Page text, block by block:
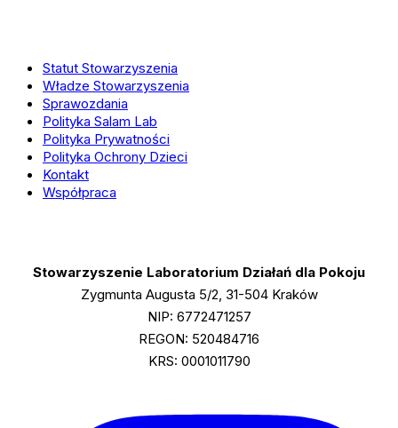
Statut Stowarzyszenia
Władze Stowarzyszenia
Sprawozdania
Polityka Salam Lab
Polityka Prywatności
Polityka Ochrony Dzieci
Kontakt
Współpraca
Stowarzyszenie Laboratorium Działań dla Pokoju
Zygmunta Augusta 5/2, 31-504 Kraków
NIP: 6772471257
REGON: 520484716
KRS: 0001011790